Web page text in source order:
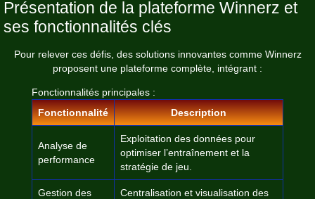
Présentation de la plateforme Winnerz et
ses fonctionnalités clés
Pour relever ces défis, des solutions innovantes comme Winnerz
proposent une plateforme complète, intégrant :
Fonctionnalités principales :
Fonctionnalité
Description
Analyse de
performance
Exploitation des données pour
optimiser l’entraînement et la
stratégie de jeu.
Gestion des
Centralisation et visualisation des